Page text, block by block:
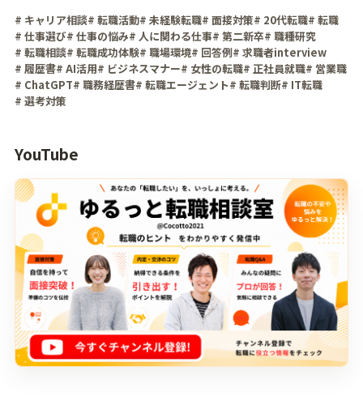
# キャリア相談# 転職活動# 未経験転職# 面接対策# 20代転職# 転職
# 仕事選び# 仕事の悩み# 人に関わる仕事# 第二新卒# 職種研究
# 転職相談# 転職成功体験# 職場環境# 回答例# 求職者interview
# 履歴書# AI活用# ビジネスマナー# 女性の転職# 正社員就職# 営業職
# ChatGPT# 職務経歴書# 転職エージェント# 転職判断# IT転職
# 選考対策
YouTube